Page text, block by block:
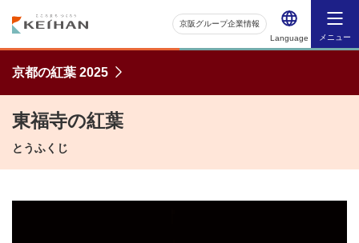
Language メニュー
京阪グループ企業情報
京都の紅葉 2025
東福寺の紅葉
とうふくじ